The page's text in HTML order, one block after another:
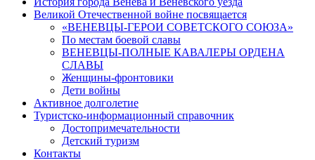
Великой Отечественной войне посвящается
«ВЕНЕВЦЫ-ГЕРОИ СОВЕТСКОГО СОЮЗА»
По местам боевой славы
ВЕНЕВЦЫ-ПОЛНЫЕ КАВАЛЕРЫ ОРДЕНА
СЛАВЫ
Женщины-фронтовики
Дети войны
Активное долголетие
Туристско-информационный справочник
Достопримечательности
Детский туризм
Контакты